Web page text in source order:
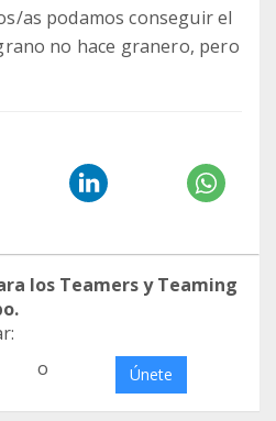
as podamos conseguir el
no hace granero, pero
los Teamers y Teaming
o Únete